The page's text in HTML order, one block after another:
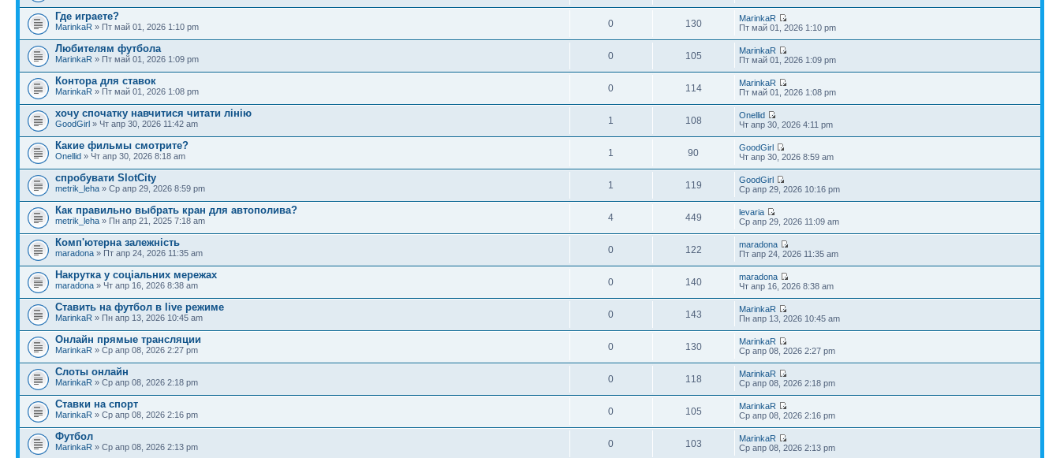
Где играете?
MarinkaR » Пт май 01, 2026 1:10 pm 0 130
MarinkaR
Пт май 01, 2026 1:10 pm
Любителям футбола
MarinkaR » Пт май 01, 2026 1:09 pm 0 105
MarinkaR
Пт май 01, 2026 1:09 pm
Контора для ставок
MarinkaR » Пт май 01, 2026 1:08 pm 0 114
MarinkaR
Пт май 01, 2026 1:08 pm
хочу спочатку навчитися читати лінію
GoodGirl » Чт апр 30, 2026 11:42 am 1 108
Onellid
Чт апр 30, 2026 4:11 pm
Какие фильмы смотрите?
Onellid » Чт апр 30, 2026 8:18 am 1 90
GoodGirl
Чт апр 30, 2026 8:59 am
спробувати SlotCity
metrik_leha » Ср апр 29, 2026 8:59 pm 1 119
GoodGirl
Ср апр 29, 2026 10:16 pm
Как правильно выбрать кран для автополива?
metrik_leha » Пн апр 21, 2025 7:18 am 4 449
levaria
Ср апр 29, 2026 11:09 am
Комп'ютерна залежність
maradona » Пт апр 24, 2026 11:35 am 0 122
maradona
Пт апр 24, 2026 11:35 am
Накрутка у соціальних мережах
maradona » Чт апр 16, 2026 8:38 am 0 140
maradona
Чт апр 16, 2026 8:38 am
Ставить на футбол в live режиме
MarinkaR » Пн апр 13, 2026 10:45 am 0 143
MarinkaR
Пн апр 13, 2026 10:45 am
Онлайн прямые трансляции
MarinkaR » Ср апр 08, 2026 2:27 pm 0 130
MarinkaR
Ср апр 08, 2026 2:27 pm
Слоты онлайн
MarinkaR » Ср апр 08, 2026 2:18 pm 0 118
MarinkaR
Ср апр 08, 2026 2:18 pm
Ставки на спорт
MarinkaR » Ср апр 08, 2026 2:16 pm 0 105
MarinkaR
Ср апр 08, 2026 2:16 pm
Футбол
MarinkaR » Ср апр 08, 2026 2:13 pm 0 103
MarinkaR
Ср апр 08, 2026 2:13 pm